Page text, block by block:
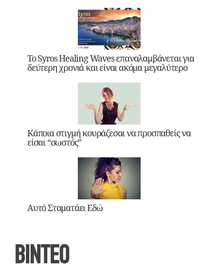
Το Syros Healing Waves επαναλαμβάνεται για
δεύτερη χρονιά και είναι ακόμα μεγαλύτερο
Κάποια στιγμή κουράζεσαι να προσπαθείς να
είσαι “σωστός”
Αυτό Σταματάει Εδώ
ΒΙΝΤΕΟ